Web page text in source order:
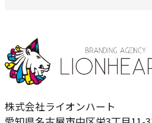
株式会社ライオンハート